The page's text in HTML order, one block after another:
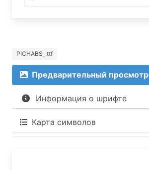
PICHABS_.ttf
Предварительный просмотр
Информация о шрифте
Карта символов